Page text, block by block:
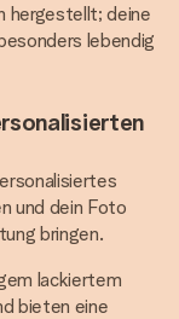
hergestellt; deine
lebendig
und dein Foto
bringen.
lackiertem
bieten eine